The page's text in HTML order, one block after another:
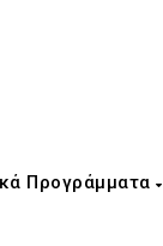
Προγράμματα